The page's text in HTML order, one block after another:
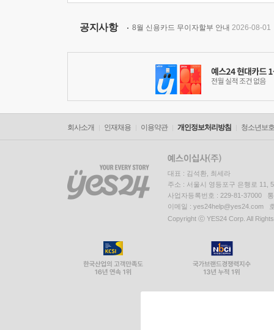
공지사항 8월 신용카드 무이자할부 안내 2026-08-01
회사소개 인재채용 이용약관 개인정보처리방침 청소년보
대표 : 김석환, 최세라
주소 : 서울시 영등포구 은행로 11,
사업자등록번호 : 229-81-37000
이메일 : yes24help@yes24.com
Copyright ⓒ YES24 Corp. All